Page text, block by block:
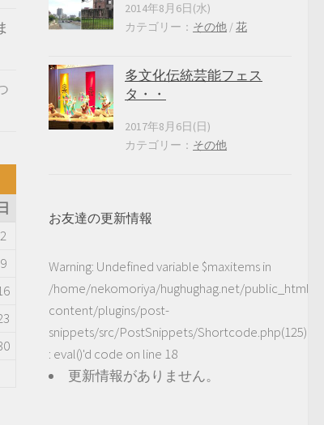
2014年8月6日(水)
カテゴリー： その他 /花
多文化伝統芸能フェス
タ・・
2017年8月6日(日)
カテゴリー： その他
お友達の更新情報
Warning: Undefined variable $maxitems in
/home/nekomoriya/hughughag.net/public_html/
content/plugins/post-
snippets/src/PostSnippets/Shortcode.php(125)
: eval()'d code on line 18
更新情報がありません。
2
9